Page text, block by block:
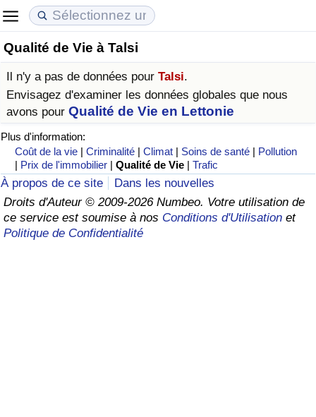
Qualité de Vie à Talsi
Il n'y a pas de données pour Talsi.
Envisagez d'examiner les données globales que nous
avons pour Qualité de Vie en Lettonie
Plus d'information:
Coût de la vie |Criminalité |Climat | Soins de santé | Pollution
| Prix de l'immobilier |Qualité de Vie |Trafic
À propos de ce site
Dans les nouvelles
Droits d'Auteur © 2009-2026 Numbeo. Votre utilisation de
ce service est soumise à nos Conditions d'Utilisation et
Politique de Confidentialité
Coût de la vie
Indice du Coût de la Vie (Actuel)
Indice du Coût de la Vie
Indice du coût de la vie par pays
à Akaba
Prix de l'immobilier
Indice des Prix de l'immobilier (Actuel)
Indice des Prix de l'immobilier
Indice des Prix de l'immobilier par Pays
Qualité de Vie
Indice de Qualité de Vie
Indice de Qualité de Vie (Actuel)
Indice de qualité de vie par pays
Criminalité
Indice de Criminalité (Actuel)